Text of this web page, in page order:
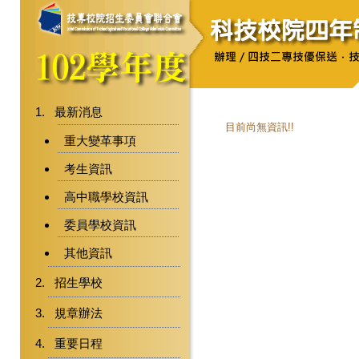
最新消息
重大變革事項
考生資訊
高中職學校資訊
委員學校資訊
其他資訊
招生學校
規章辦法
重要日程
目前尚無資訊!!